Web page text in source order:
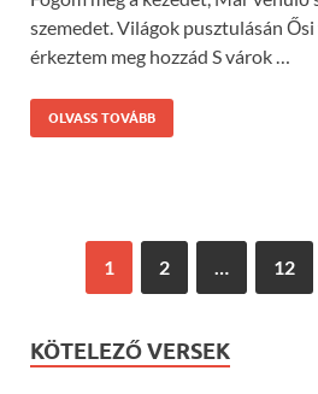
szemedet. Világok pusztulásán
érkeztem meg hozzád S várok …
OLVASS TOVÁBB
1 2 12
KÖTELEZŐ VERSEK